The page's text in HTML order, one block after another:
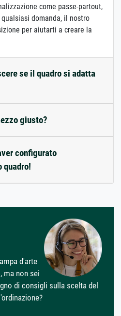
come passe-partout,
domanda, il nostro
per aiutarti a creare la
se il quadro si adatta
giusto?
configurato
quadro!
d'arte
ma non sei
di consigli sulla scelta del